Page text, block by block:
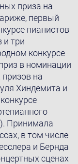
приза на
первый
пианистов
и три
конкурсе
в номинации
на
Хиндемита и
Принимала
в том числе
и Бернда
сценах